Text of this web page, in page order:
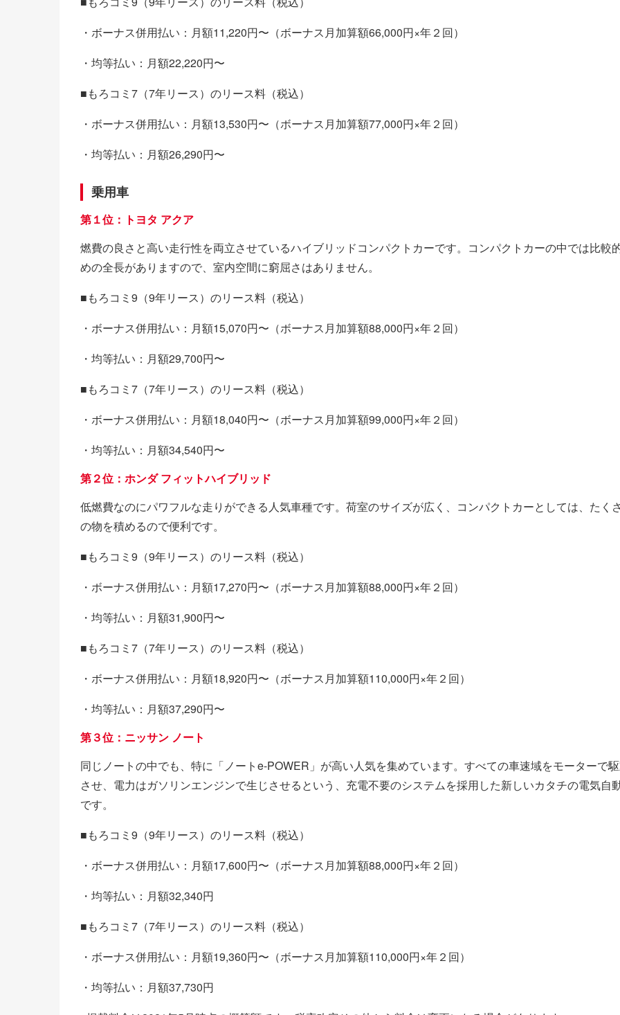
・ボーナス併用払い：月額11,220円〜（ボーナス月加算額66,000円×年２回）
・均等払い：月額22,220円〜
■もろコミ7（7年リース）のリース料（税込）
・ボーナス併用払い：月額13,530円〜（ボーナス月加算額77,000円×年２回）
・均等払い：月額26,290円〜
乗用車
第１位：トヨタ アクア
燃費の良さと高い走行性を両立させているハイブリッドコンパクトカーです。コンパクトカーの中では比較
めの全長がありますので、室内空間に窮屈さはありません。
■もろコミ9（9年リース）のリース料（税込）
・ボーナス併用払い：月額15,070円〜（ボーナス月加算額88,000円×年２回）
・均等払い：月額29,700円〜
■もろコミ7（7年リース）のリース料（税込）
・ボーナス併用払い：月額18,040円〜（ボーナス月加算額99,000円×年２回）
・均等払い：月額34,540円〜
第２位：ホンダ フィットハイブリッド
低燃費なのにパワフルな走りができる人気車種です。荷室のサイズが広く、コンパクトカーとしては、たく
の物を積めるので便利です。
■もろコミ9（9年リース）のリース料（税込）
・ボーナス併用払い：月額17,270円〜（ボーナス月加算額88,000円×年２回）
・均等払い：月額31,900円〜
■もろコミ7（7年リース）のリース料（税込）
・ボーナス併用払い：月額18,920円〜（ボーナス月加算額110,000円×年２回）
・均等払い：月額37,290円〜
第３位：ニッサン ノート
同じノートの中でも、特に「ノートe-POWER」が高い人気を集めています。すべての車速域をモーターで
させ、電力はガソリンエンジンで生じさせるという、充電不要のシステムを採用した新しいカタチの電気自
です。
■もろコミ9（9年リース）のリース料（税込）
・ボーナス併用払い：月額17,600円〜（ボーナス月加算額88,000円×年２回）
・均等払い：月額32,340円
■もろコミ7（7年リース）のリース料（税込）
・ボーナス併用払い：月額19,360円〜（ボーナス月加算額110,000円×年２回）
・均等払い：月額37,730円